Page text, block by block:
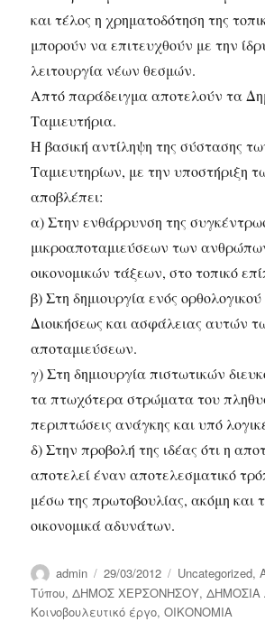
και τέλος η χρηματοδότηση της
μπορούν να επιτευχθούν με την
λειτουργία νέων θεσμών.
Απτό παράδειγμα αποτελούν τα
Ταμιευτήρια.
Η βασική αντίληψη της σύστασης
Ταμιευτηρίων, με την υποστήριξη
αποβλέπει:
α) Στην ενθάρρυνση της
μικροαποταμιεύσεων των
οικονομικών τάξεων, στο τοπικό
β) Στη δημιουργία ενός
Διοικήσεως και ασφάλειας αυτών
αποταμιεύσεων.
γ) Στη δημιουργία πιστωτικών
τα πτωχότερα στρώματα του
περιπτώσεις ανάγκης και υπό
δ) Στην προβολή της ιδέας ότι η
αποτελεί έναν αποτελεσματικό
μέσω της πρωτοβουλίας, ακόμη και
οικονομικά αδυνάτων.
Author
admin
Posted
on
29/03/2012 Categories
Uncategorized,
Τύπου,ΔΗΜΟΣ ΧΕΡΣΟΝΗΣΟΥ,ΔΗΜΟΣΙΑ
Κοινοβουλευτικό έργο,ΟΙΚΟΝΟΜΙΑ